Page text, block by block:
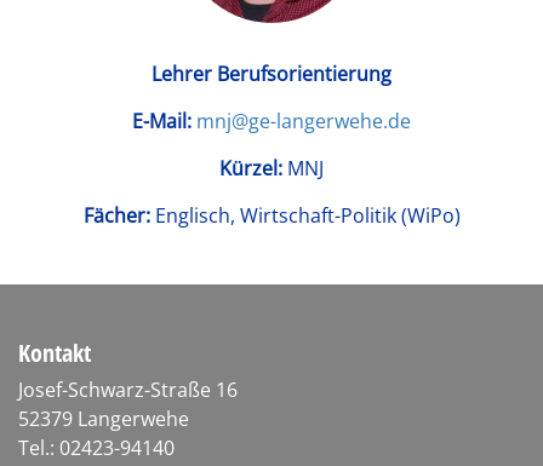
Lehrer Berufsorientierung
E-Mail: mnj@ge-langerwehe.de
Kürzel: MNJ
Fächer:Englisch, Wirtschaft-Politik (WiPo)
Kontakt
Josef-Schwarz-Straße 16
52379 Langerwehe
Tel.: 02423-94140